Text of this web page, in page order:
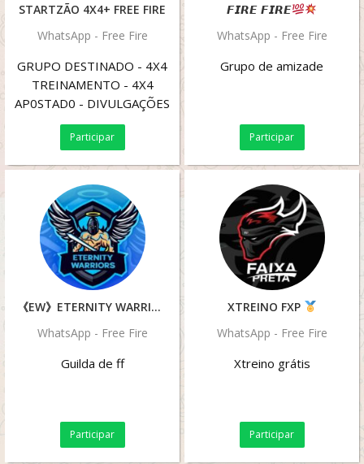
STARTZÃO 4X4+ FREE FIRE
WhatsApp - Free Fire
GRUPO DESTINADO - 4X4
TREINAMENTO - 4X4
AP0STAD0 - DIVULGAÇÕES
de LIVES DE FREE FIRE -
DIVULGAÇÕES (X-
Participar
𝙁𝙄𝙍𝙀 𝙁𝙄𝙍𝙀
WhatsApp - Free Fire
Grupo de amizade
Participar
《EW》ETERNITY WARRIORS
WhatsApp - Free Fire
Guilda de ff
Participar
XTREINO FXP
WhatsApp - Free Fire
Xtreino grátis
Participar